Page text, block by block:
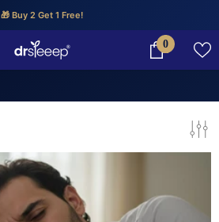
🎁 Buy 2 Get 1 Free!
0
0